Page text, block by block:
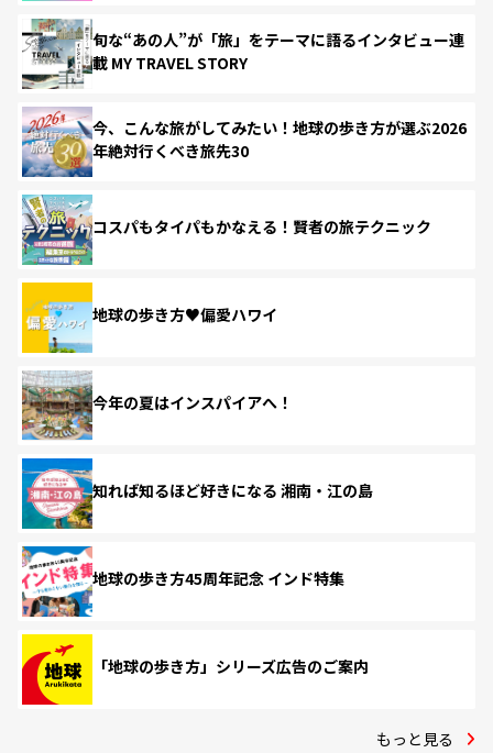
旬な“あの人”が「旅」をテーマに語るインタビュー連
載 MY TRAVEL STORY
今、こんな旅がしてみたい！地球の歩き方が選ぶ2026
年絶対行くべき旅先30
コスパもタイパもかなえる！賢者の旅テクニック
地球の歩き方♥偏愛ハワイ
今年の夏はインスパイアへ！
知れば知るほど好きになる 湘南・江の島
地球の歩き方45周年記念 インド特集
「地球の歩き方」シリーズ広告のご案内
もっと見る